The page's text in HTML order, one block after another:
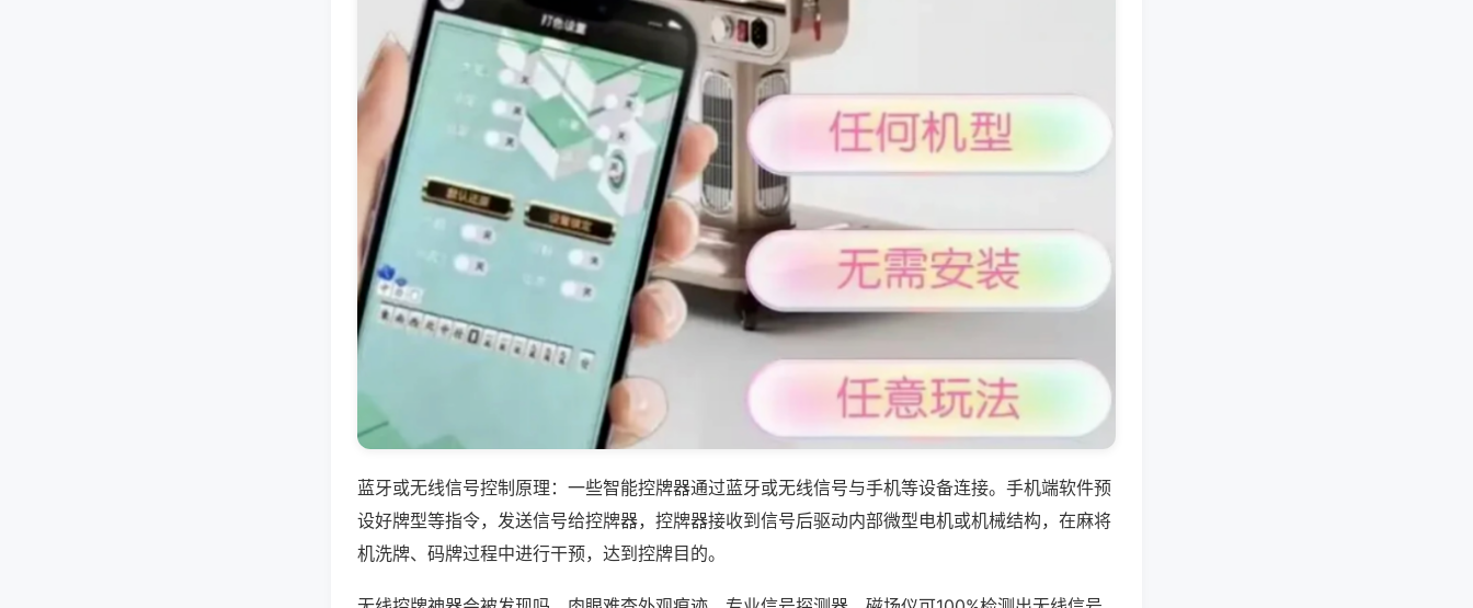
蓝牙或无线信号控制原理：一些智能控牌器通过蓝牙或无线信号与手机等设备连接。手机端软件预
设好牌型等指令，发送信号给控牌器，控牌器接收到信号后驱动内部微型电机或机械结构，在麻将
机洗牌、码牌过程中进行干预，达到控牌目的。